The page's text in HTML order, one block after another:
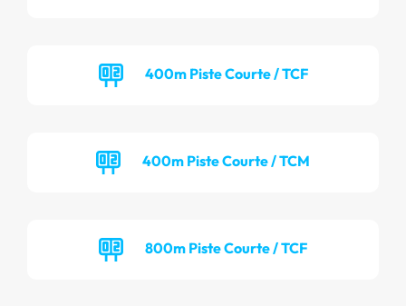
400m Piste Courte / TCF
400m Piste Courte / TCM
800m Piste Courte / TCF